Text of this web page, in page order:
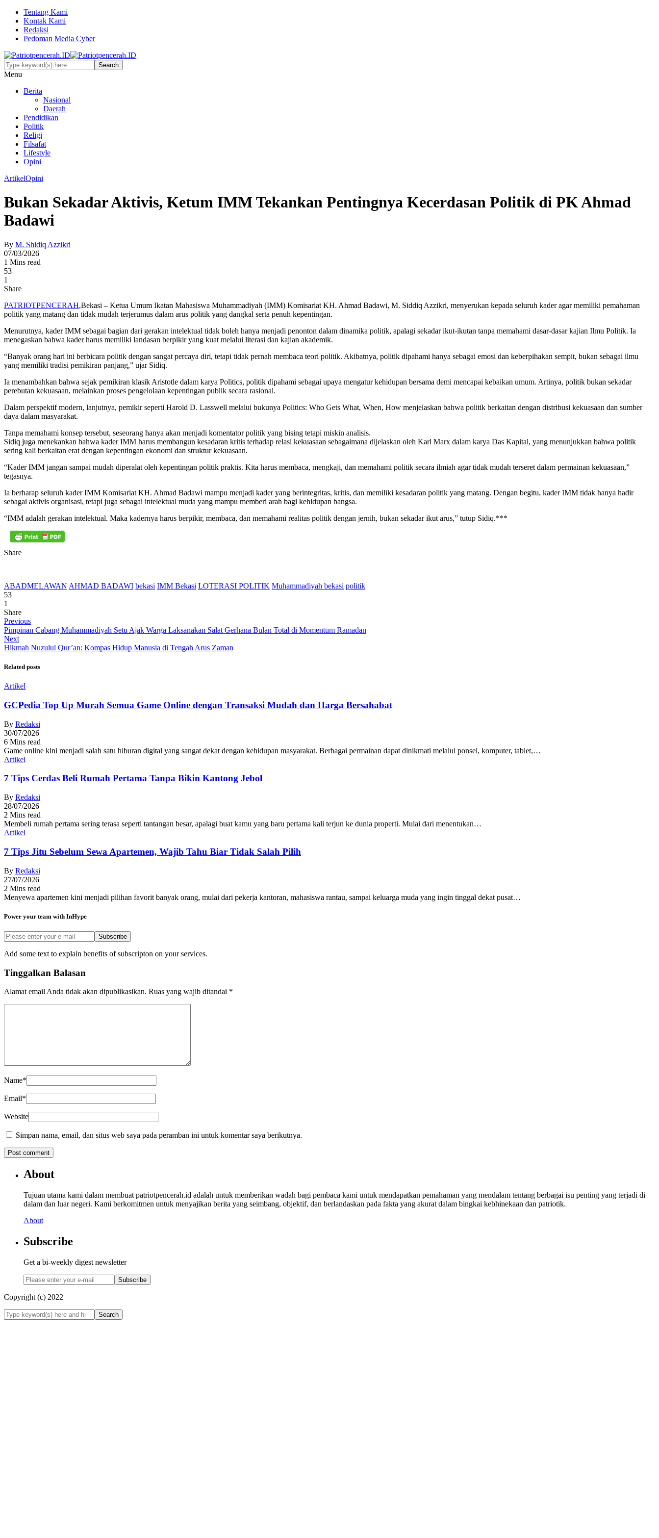
Tentang Kami
Kontak Kami
Redaksi
Pedoman Media Cyber
Menu
Berita
Nasional
Daerah
Pendidikan
Politik
Religi
Filsafat
Lifestyle
Opini
ArtikelOpini
Bukan Sekadar Aktivis, Ketum IMM Tekankan Pentingnya Kecerdasan Politik di PK Ahmad
Badawi
By M. Shidiq Azzikri
07/03/2026
1 Mins read
53
1
Share
PATRIOTPENCERAH,Bekasi – Ketua Umum Ikatan Mahasiswa Muhammadiyah (IMM) Komisariat KH. Ahmad Badawi, M. Siddiq Azzikri, menyerukan kepada seluruh kader agar memiliki pemahaman
politik yang matang dan tidak mudah terjerumus dalam arus politik yang dangkal serta penuh kepentingan.
Menurutnya, kader IMM sebagai bagian dari gerakan intelektual tidak boleh hanya menjadi penonton dalam dinamika politik, apalagi sekadar ikut-ikutan tanpa memahami dasar-dasar kajian Ilmu Politik. Ia
menegaskan bahwa kader harus memiliki landasan berpikir yang kuat melalui literasi dan kajian akademik.
“Banyak orang hari ini berbicara politik dengan sangat percaya diri, tetapi tidak pernah membaca teori politik. Akibatnya, politik dipahami hanya sebagai emosi dan keberpihakan sempit, bukan sebagai ilmu
yang memiliki tradisi pemikiran panjang,” ujar Sidiq.
Ia menambahkan bahwa sejak pemikiran klasik Aristotle dalam karya Politics, politik dipahami sebagai upaya mengatur kehidupan bersama demi mencapai kebaikan umum. Artinya, politik bukan sekadar
perebutan kekuasaan, melainkan proses pengelolaan kepentingan publik secara rasional.
Dalam perspektif modern, lanjutnya, pemikir seperti Harold D. Lasswell melalui bukunya Politics: Who Gets What, When, How menjelaskan bahwa politik berkaitan dengan distribusi kekuasaan dan sumber
daya dalam masyarakat.
Tanpa memahami konsep tersebut, seseorang hanya akan menjadi komentator politik yang bising tetapi miskin analisis.
Sidiq juga menekankan bahwa kader IMM harus membangun kesadaran kritis terhadap relasi kekuasaan sebagaimana dijelaskan oleh Karl Marx dalam karya Das Kapital, yang menunjukkan bahwa politik
sering kali berkaitan erat dengan kepentingan ekonomi dan struktur kekuasaan.
“Kader IMM jangan sampai mudah diperalat oleh kepentingan politik praktis. Kita harus membaca, mengkaji, dan memahami politik secara ilmiah agar tidak mudah terseret dalam permainan kekuasaan,”
tegasnya.
Ia berharap seluruh kader IMM Komisariat KH. Ahmad Badawi mampu menjadi kader yang berintegritas, kritis, dan memiliki kesadaran politik yang matang. Dengan begitu, kader IMM tidak hanya hadir
sebagai aktivis organisasi, tetapi juga sebagai intelektual muda yang mampu memberi arah bagi kehidupan bangsa.
“IMM adalah gerakan intelektual. Maka kadernya harus berpikir, membaca, dan memahami realitas politik dengan jernih, bukan sekadar ikut arus,” tutup Sidiq.***
Share
ABADMELAWAN AHMAD BADAWI bekasi IMM Bekasi LOTERASI POLITIK Muhammadiyah bekasi politik
53
1
Share
Previous
Pimpinan Cabang Muhammadiyah Setu Ajak Warga Laksanakan Salat Gerhana Bulan Total di Momentum Ramadan
Next
Hikmah Nuzulul Qur’an: Kompas Hidup Manusia di Tengah Arus Zaman
Related posts
Artikel
GCPedia Top Up Murah Semua Game Online dengan Transaksi Mudah dan Harga Bersahabat
By Redaksi
30/07/2026
6 Mins read
Game online kini menjadi salah satu hiburan digital yang sangat dekat dengan kehidupan masyarakat. Berbagai permainan dapat dinikmati melalui ponsel, komputer, tablet,…
Artikel
7 Tips Cerdas Beli Rumah Pertama Tanpa Bikin Kantong Jebol
By Redaksi
28/07/2026
2 Mins read
Membeli rumah pertama sering terasa seperti tantangan besar, apalagi buat kamu yang baru pertama kali terjun ke dunia properti. Mulai dari menentukan…
Artikel
7 Tips Jitu Sebelum Sewa Apartemen, Wajib Tahu Biar Tidak Salah Pilih
By Redaksi
27/07/2026
2 Mins read
Menyewa apartemen kini menjadi pilihan favorit banyak orang, mulai dari pekerja kantoran, mahasiswa rantau, sampai keluarga muda yang ingin tinggal dekat pusat…
Power your team with InHype
Subscribe
Add some text to explain benefits of subscripton on your services.
Tinggalkan Balasan
Alamat email Anda tidak akan dipublikasikan. Ruas yang wajib ditandai *
Name*
Email*
Website
Simpan nama, email, dan situs web saya pada peramban ini untuk komentar saya berikutnya.
About
Tujuan utama kami dalam membuat patriotpencerah.id adalah untuk memberikan wadah bagi pembaca kami untuk mendapatkan pemahaman yang mendalam tentang berbagai isu penting yang terjadi di
dalam dan luar negeri. Kami berkomitmen untuk menyajikan berita yang seimbang, objektif, dan berlandaskan pada fakta yang akurat dalam bingkai kebhinekaan dan patriotik.
About
Subscribe
Get a bi-weekly digest newsletter
Subscribe
Copyright (c) 2022